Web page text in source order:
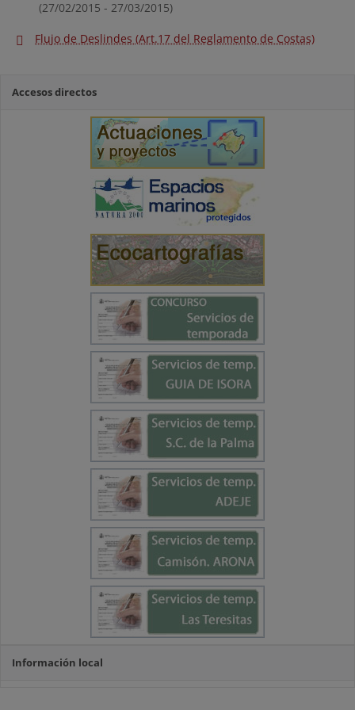
(27/02/2015 - 27/03/2015)
Flujo de Deslindes (Art.17 del Reglamento de Costas)
Accesos directos
Información local